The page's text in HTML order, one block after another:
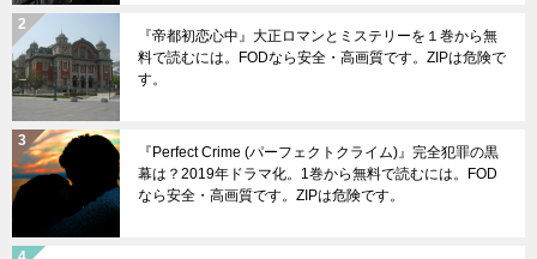
『帝都初恋心中』大正ロマンとミステリーを１巻から無
料で読むには。FODなら安全・高画質です。ZIPは危険で
す。
『Perfect Crime (パーフェクトクライム)』完全犯罪の黒
幕は？2019年ドラマ化。1巻から無料で読むには。FOD
なら安全・高画質です。ZIPは危険です。